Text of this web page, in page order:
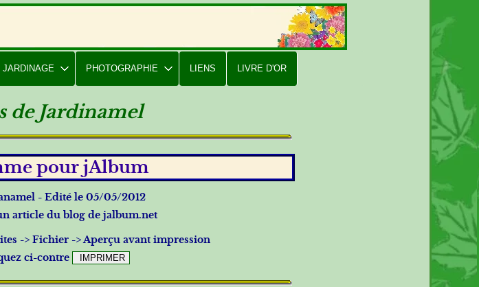
JARDINAGE PHOTOGRAPHIE LIENS LIVRE D'OR
de Jardinamel
pour jAlbum
- Edité le 05/05/2012
article du blog de jalbum.net
-> Fichier -> Aperçu avant impression
ci-contre